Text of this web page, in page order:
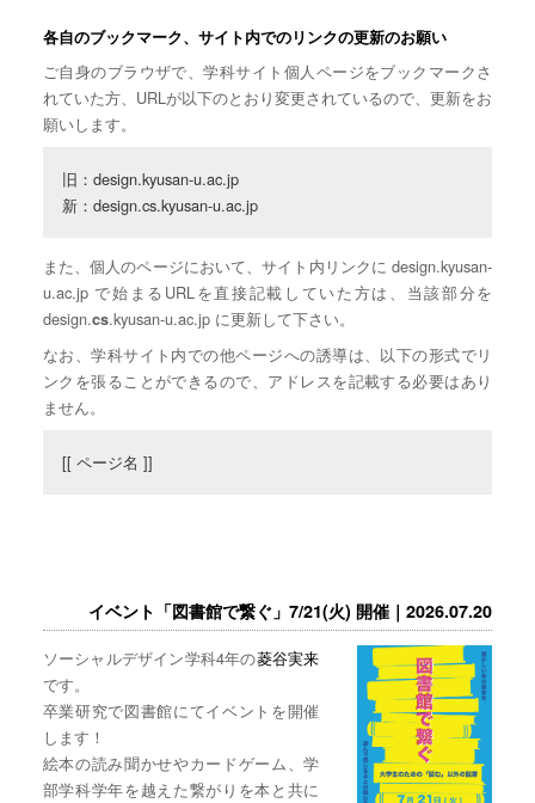
各自のブックマーク、サイト内でのリンクの更新のお願い
ご自身のブラウザで、学科サイト個人ページをブックマークさ
れていた方、URLが以下のとおり変更されているので、更新をお
願いします。
旧：design.kyusan-u.ac.jp
新：design.cs.kyusan-u.ac.jp
また、個人のページにおいて、サイト内リンクに design.kyusan-
u.ac.jp で始まるURLを直接記載していた方は、当該部分を
design.cs.kyusan-u.ac.jp に更新して下さい。
なお、学科サイト内での他ページへの誘導は、以下の形式でリ
ンクを張ることができるので、アドレスを記載する必要はあり
ません。
[[ ページ名 ]]
イベント「図書館で繋ぐ」7/21(火) 開催｜2026.07.20
ソーシャルデザイン学科4年の菱谷実来
です。
卒業研究で図書館にてイベントを開催
します！
絵本の読み聞かせやカードゲーム、学
部学科学年を越えた繋がりを本と共に